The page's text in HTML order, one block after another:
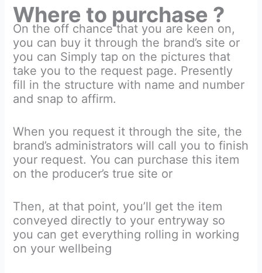
Where to purchase ?
On the off chance that you are keen on,
you can buy it through the brand’s site or
you can Simply tap on the pictures that
take you to the request page. Presently
fill in the structure with name and number
and snap to affirm.
When you request it through the site, the
brand’s administrators will call you to finish
your request. You can purchase this item
on the producer’s true site or
Then, at that point, you’ll get the item
conveyed directly to your entryway so
you can get everything rolling in working
on your wellbeing